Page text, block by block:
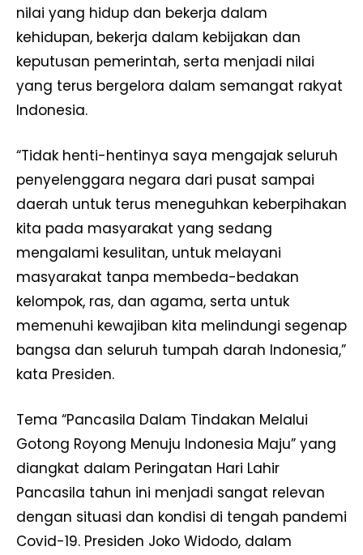
nilai yang hidup dan bekerja dalam
kehidupan, bekerja dalam kebijakan dan
keputusan pemerintah, serta menjadi nilai
yang terus bergelora dalam semangat rakyat
Indonesia.
“Tidak henti-hentinya saya mengajak seluruh
penyelenggara negara dari pusat sampai
daerah untuk terus meneguhkan keberpihakan
kita pada masyarakat yang sedang
mengalami kesulitan, untuk melayani
masyarakat tanpa membeda-bedakan
kelompok, ras, dan agama, serta untuk
memenuhi kewajiban kita melindungi segenap
bangsa dan seluruh tumpah darah Indonesia,”
kata Presiden.
Tema “Pancasila Dalam Tindakan Melalui
Gotong Royong Menuju Indonesia Maju” yang
diangkat dalam Peringatan Hari Lahir
Pancasila tahun ini menjadi sangat relevan
dengan situasi dan kondisi di tengah pandemi
Covid-19. Presiden Joko Widodo, dalam